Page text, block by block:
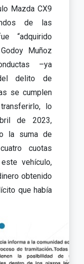
Mazda CX9
de las
“adquirido
Muñoz
–ya
delito de
se cumplen
lo
de 2023,
la suma de
cuotas
vehículo,
obtenido
que había